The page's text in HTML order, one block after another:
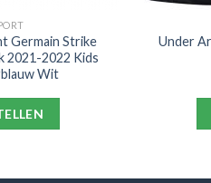
Germain Strike
2021-2022 Kids
Wit
Under